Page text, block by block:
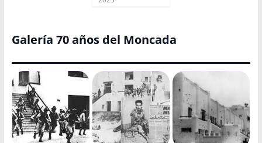
Galería 70 años del Moncada